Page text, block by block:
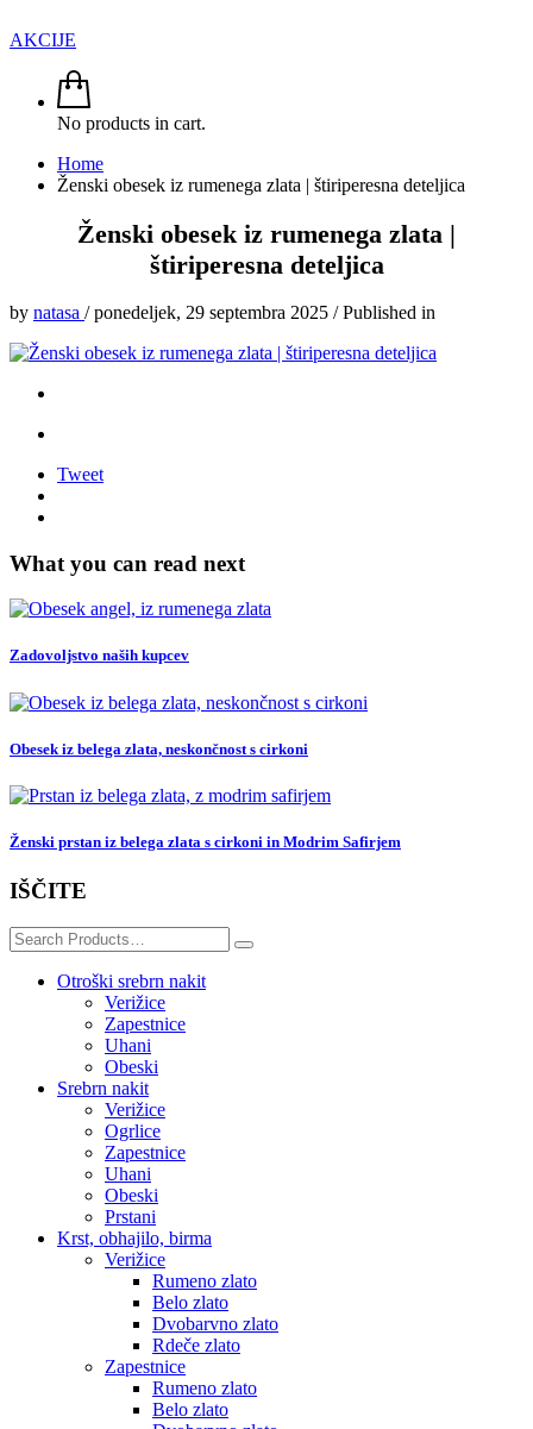
AKCIJE
No products in cart.
Home
Ženski obesek iz rumenega zlata | štiriperesna deteljica
Ženski obesek iz rumenega zlata |
štiriperesna deteljica
by natasa /ponedeljek, 29 septembra 2025 /Published in
Tweet
What you can read next
Zadovoljstvo naših kupcev
Obesek iz belega zlata, neskončnost s cirkoni
Ženski prstan iz belega zlata s cirkoni in Modrim Safirjem
IŠČITE
Search
for:
Otroški srebrn nakit
Verižice
Zapestnice
Uhani
Obeski
Srebrn nakit
Verižice
Ogrlice
Zapestnice
Uhani
Obeski
Prstani
Krst, obhajilo, birma
Verižice
Rumeno zlato
Belo zlato
Dvobarvno zlato
Rdeče zlato
Zapestnice
Rumeno zlato
Belo zlato